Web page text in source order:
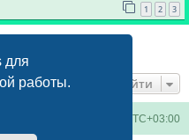
для
работы.
1 2 3
• Страница
Перейти
UTC+03:00